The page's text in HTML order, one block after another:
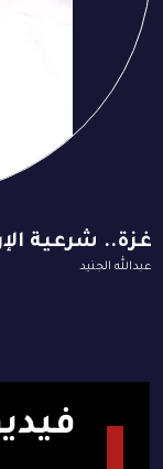
غزة.. شرعية
عبدالله الجنيد